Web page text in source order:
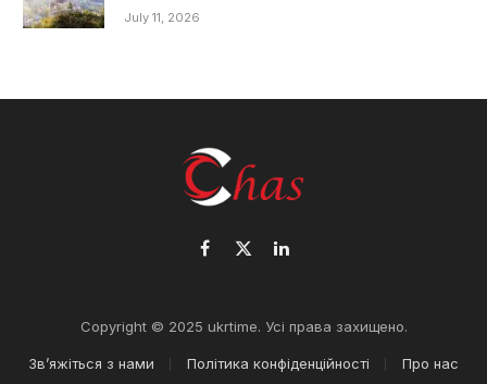
July 11, 2026
Facebook
X
LinkedIn
Copyright © 2025 ukrtime. Усі права захищено.
Зв’яжіться з нами Політика конфіденційності Про нас